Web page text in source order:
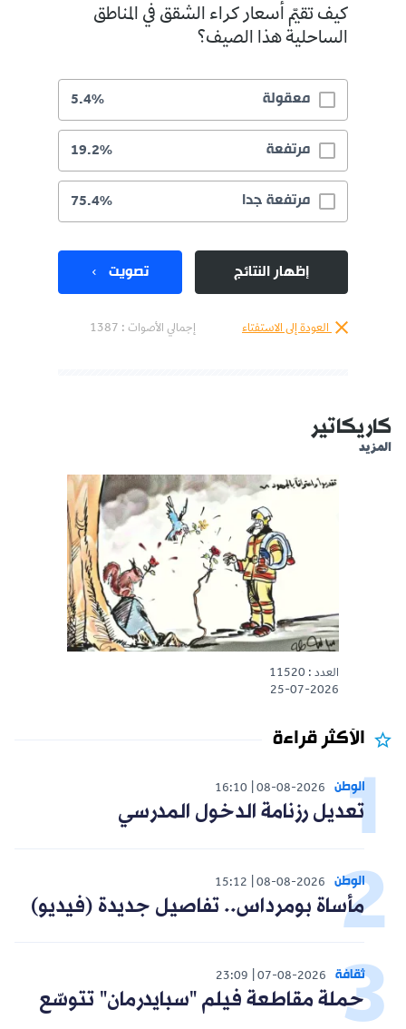
كيف تقيّم أسعار كراء الشقق في المناطق
الساحلية هذا الصيف؟
معقولة 5.4%
مرتفعة 19.2%
مرتفعة جدا 75.4%
إظهار النتائج تصويت
العودة إلى الاستفتاء إجمالي الأصوات : 1387
كاريكاتير
المزيد
العدد : 11520
25-07-2026
الأكثر قراءة
الوطن 08-08-2026
16:10
تعديل رزنامة الدخول المدرسي
الوطن 08-08-2026
15:12
مأساة بومرداس.. تفاصيل جديدة (فيديو)
ثقافة 07-08-2026
23:09
حملة مقاطعة فيلم "سبايدرمان" تتوسّع